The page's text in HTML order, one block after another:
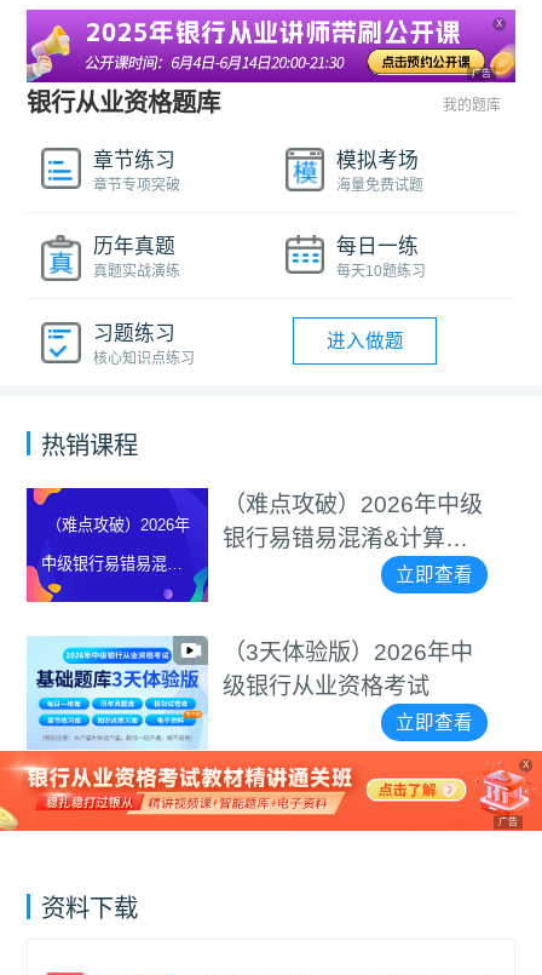
X
广告
银行从业资格题库 我的题库
章节练习
章节专项突破
模拟考场
海量免费试题
历年真题
真题实战演练
每日一练
每天10题练习
习题练习
核心知识点练习
进入做题
热销课程
（难点攻破）2026年
中级银行易错易混淆&
计算题等专项突破视
频
（难点攻破）2026年中级
银行易错易混淆&计算题
等专项突破视频
立即查看
（3天体验版）2026年中
级银行从业资格考试
立即查看
X
广告
资料下载